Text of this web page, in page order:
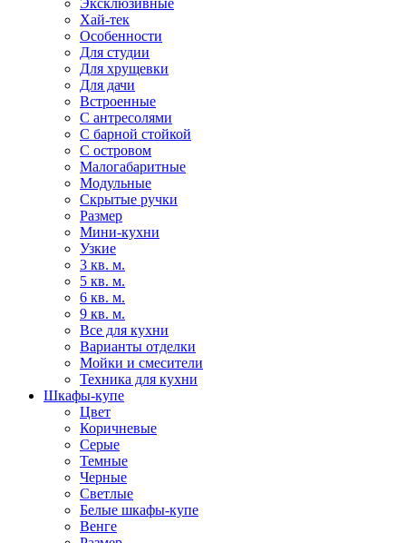
Эксклюзивные
Хай-тек
Особенности
Для студии
Для хрущевки
Для дачи
Встроенные
С антресолями
С барной стойкой
С островом
Малогабаритные
Модульные
Скрытые ручки
Размер
Мини-кухни
Узкие
3 кв. м.
5 кв. м.
6 кв. м.
9 кв. м.
Все для кухни
Варианты отделки
Мойки и смесители
Техника для кухни
Шкафы-купе
Цвет
Коричневые
Серые
Темные
Черные
Светлые
Белые шкафы-купе
Венге